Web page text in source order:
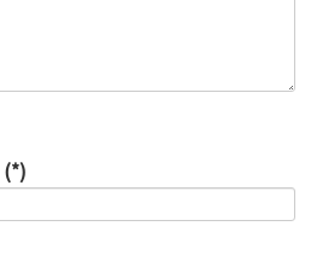
(*)